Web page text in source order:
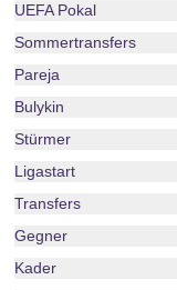
UEFA Pokal
Sommertransfers
Pareja
Bulykin
Stürmer
Ligastart
Transfers
Gegner
Kader